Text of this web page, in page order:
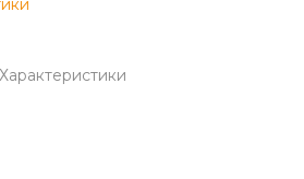
Характеристики